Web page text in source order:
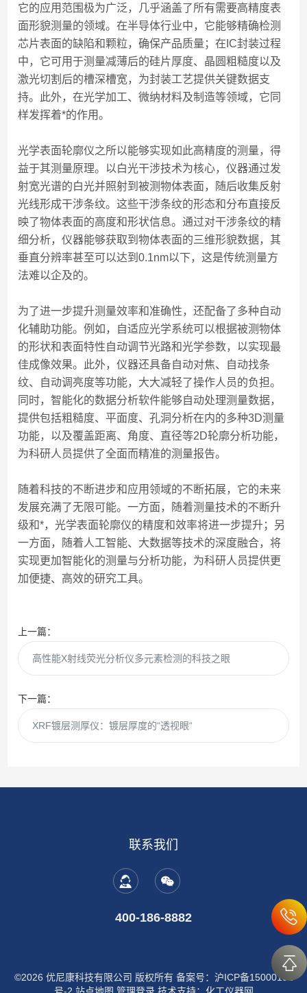
它的应用范围极为广泛，几乎涵盖了所有需要高精度表
面形貌测量的领域。在半导体行业中，它能够精确检测
芯片表面的缺陷和颗粒，确保产品质量；在IC封装过程
中，它可用于测量减薄后的硅片厚度、晶圆粗糙度以及
激光切割后的槽深槽宽，为封装工艺提供关键数据支
持。此外，在光学加工、微纳材料及制造等领域，它同
样发挥着*的作用。
光学表面轮廓仪之所以能够实现如此高精度的测量，得
益于其测量原理。以白光干涉技术为核心，仪器通过发
射宽光谱的白光并照射到被测物体表面，随后收集反射
光线形成干涉条纹。这些干涉条纹的形态和分布直接反
映了物体表面的高度和形状信息。通过对干涉条纹的精
细分析，仪器能够获取到物体表面的三维形貌数据，其
垂直分辨率甚至可以达到0.1nm以下，这是传统测量方
法难以企及的。
为了进一步提升测量效率和准确性，还配备了多种自动
化辅助功能。例如，自适应光学系统可以根据被测物体
的形状和表面特性自动调节光路和光学参数，以实现最
佳成像效果。此外，仪器还具备自动对焦、自动找条
纹、自动调亮度等功能，大大减轻了操作人员的负担。
同时，智能化的数据分析软件能够自动处理测量数据，
提供包括粗糙度、平面度、孔洞分析在内的多种3D测量
功能，以及覆盖距离、角度、直径等2D轮廓分析功能，
为科研人员提供了全面而精准的测量报告。
随着科技的不断进步和应用领域的不断拓展，它的未来
发展充满了无限可能。一方面，随着测量技术的不断升
级和*，光学表面轮廓仪的精度和效率将进一步提升；另
一方面，随着人工智能、大数据等技术的深度融合，将
实现更加智能化的测量与分析功能，为科研人员提供更
加便捷、高效的研究工具。
上一篇：
高性能X射线荧光分析仪多元素检测的科技之眼
下一篇：
XRF镀层测厚仪：镀层厚度的“透视眼“
联系我们
400-186-8882
©2026 优尼康科技有限公司 版权所有 备案号：沪ICP备15000191